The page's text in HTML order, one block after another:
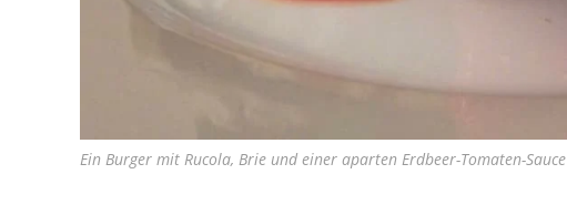
Ein Burger mit Rucola, Brie und einer aparten Erdbeer-Tomaten-Sauce